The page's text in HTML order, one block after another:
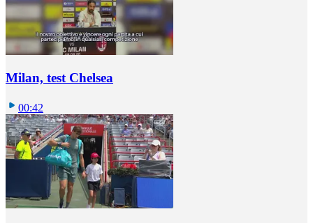
Milan, test Chelsea
00:42